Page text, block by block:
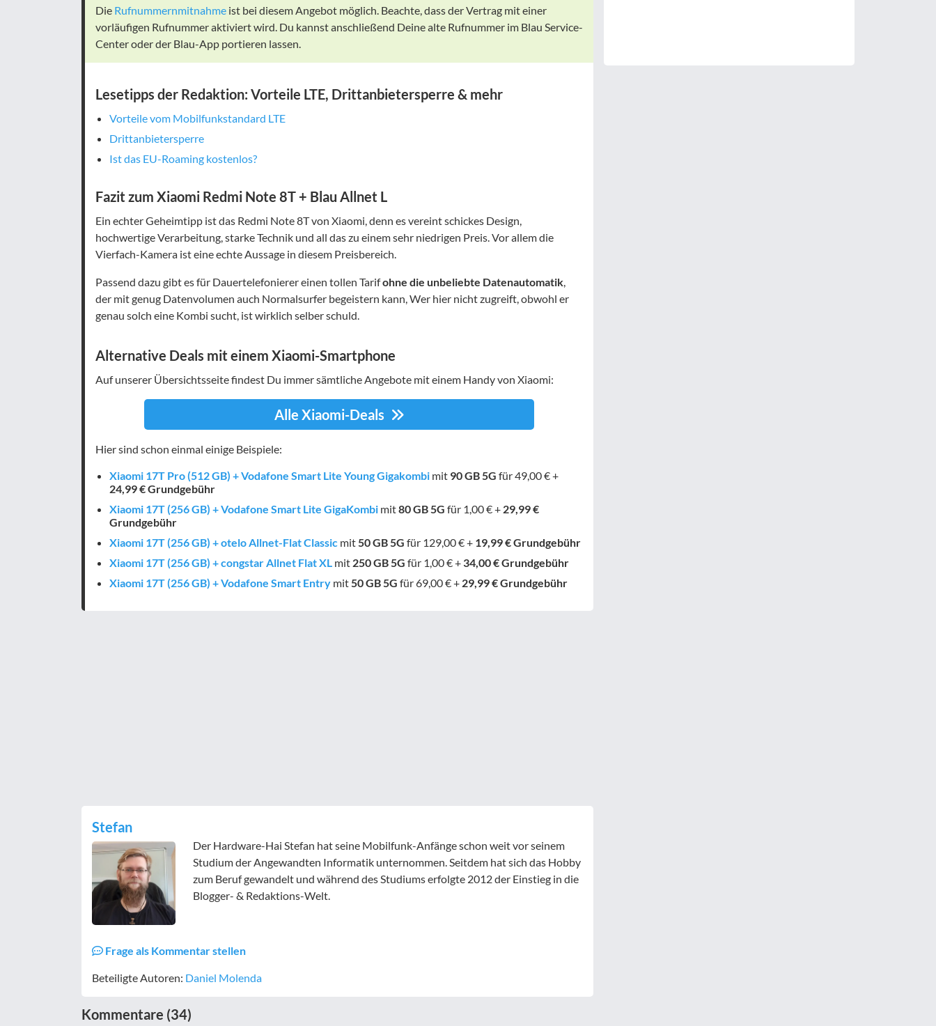
Die Rufnummernmitnahme ist bei diesem Angebot möglich. Beachte, dass der Vertrag mit einer
vorläufigen Rufnummer aktiviert wird. Du kannst anschließend Deine alte Rufnummer im Blau Service-
Center oder der Blau-App portieren lassen.
Lesetipps der Redaktion: Vorteile LTE, Drittanbietersperre & mehr
Vorteile vom Mobilfunkstandard LTE
Drittanbietersperre
Ist das EU-Roaming kostenlos?
Fazit zum Xiaomi Redmi Note 8T + Blau Allnet L
Ein echter Geheimtipp ist das Redmi Note 8T von Xiaomi, denn es vereint schickes Design,
hochwertige Verarbeitung, starke Technik und all das zu einem sehr niedrigen Preis. Vor allem die
Vierfach-Kamera ist eine echte Aussage in diesem Preisbereich.
Passend dazu gibt es für Dauertelefonierer einen tollen Tarifohne die unbeliebte Datenautomatik,
der mit genug Datenvolumen auch Normalsurfer begeistern kann, Wer hier nicht zugreift, obwohl er
genau solch eine Kombi sucht, ist wirklich selber schuld.
Alternative Deals mit einem Xiaomi-Smartphone
Auf unserer Übersichtsseite findest Du immer sämtliche Angebote mit einem Handy von Xiaomi:
Alle Xiaomi-Deals
Hier sind schon einmal einige Beispiele:
Xiaomi 17T Pro (512 GB) + Vodafone Smart Lite Young Gigakombi mit 90 GB5G für 49,00 € +
24,99 € Grundgebühr
Xiaomi 17T (256 GB) + Vodafone Smart Lite GigaKombi mit80 GB5G für 1,00 € + 29,99 €
Grundgebühr
Xiaomi 17T (256 GB) + otelo Allnet-Flat Classic mit50 GB5G für 129,00 € + 19,99 € Grundgebühr
Xiaomi 17T (256 GB) + congstar Allnet Flat XL mit 250 GB5G für 1,00 € + 34,00 € Grundgebühr
Xiaomi 17T (256 GB) + Vodafone Smart Entry mit50 GB5G für 69,00 € + 29,99 € Grundgebühr
Stefan
Der Hardware-Hai Stefan hat seine Mobilfunk-Anfänge schon weit vor seinem
Studium der Angewandten Informatik unternommen. Seitdem hat sich das Hobby
zum Beruf gewandelt und während des Studiums erfolgte 2012 der Einstieg in die
Blogger- & Redaktions-Welt.
Frage als Kommentar stellen
Beteiligte Autoren: Daniel Molenda
Kommentare (34)